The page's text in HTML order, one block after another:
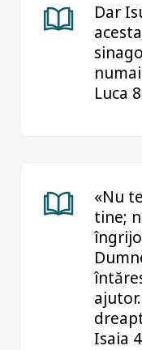
Dar
Luca
«Nu
tine;
Isaia